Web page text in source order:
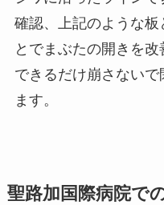
確認、上記のような
とでまぶたの開きを
できるだけ崩さないで
ます。
聖路加国際病院で